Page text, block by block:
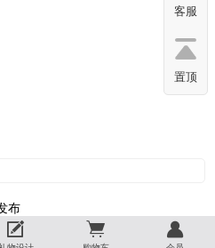
布
  
客服
置顶